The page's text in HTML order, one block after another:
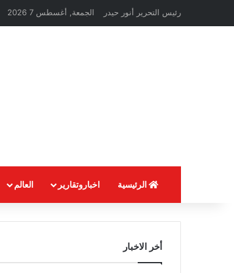
رئيس التحرير أنور حيدر الجمعة, أغسطس 7 2026
الرئيسية اخباروتقارير العالم
أخر الاخبار